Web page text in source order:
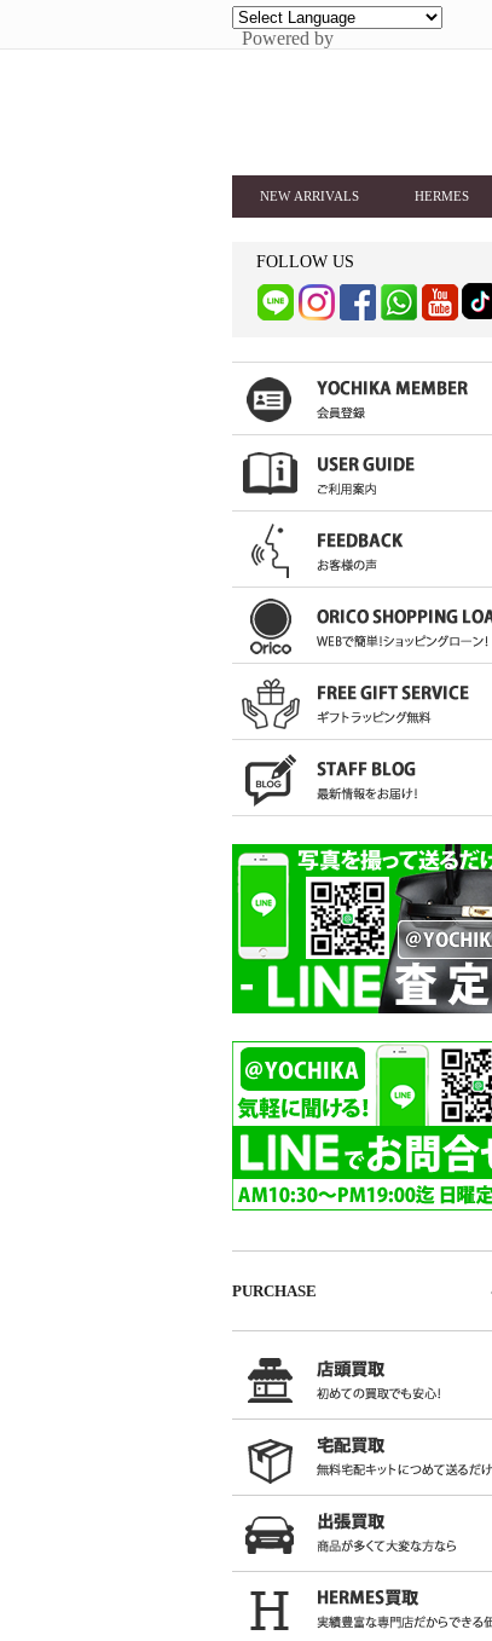
Powered by
NEW ARRIVALS HERMES
FOLLOW US
PURCHASE